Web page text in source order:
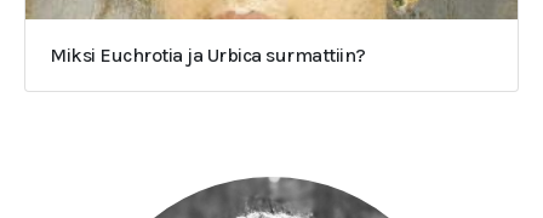
Miksi Euchrotia ja Urbica surmattiin?